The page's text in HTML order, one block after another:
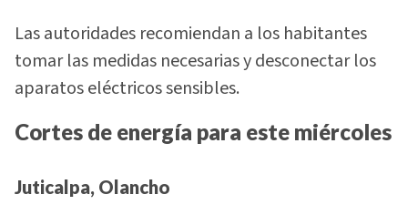
Las autoridades recomiendan a los habitantes
tomar las medidas necesarias y desconectar los
aparatos eléctricos sensibles.
Cortes de energía para este miércoles
Juticalpa, Olancho